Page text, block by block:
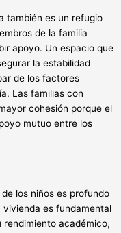
también es un refugio
de la familia
apoyo. Un espacio que
la estabilidad
de los factores
Las familias con
cohesión porque el
mutuo entre los
los niños es profundo
es fundamental
académico,